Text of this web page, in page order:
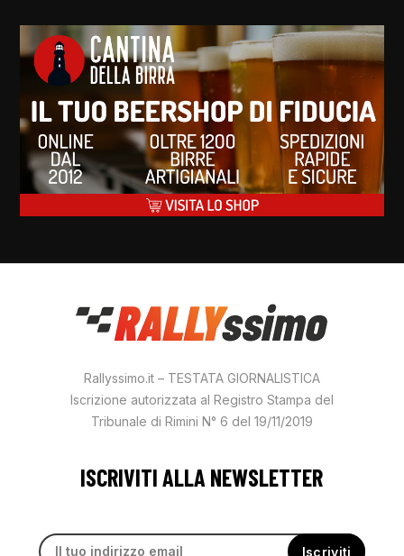
Rallyssimo.it – TESTATA GIORNALISTICA
Iscrizione autorizzata al Registro Stampa del
Tribunale di Rimini N° 6 del 19/11/2019
ISCRIVITI ALLA NEWSLETTER